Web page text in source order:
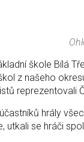
škole Bílá
z našeho
reprezentovali
hrály
utkali se hráči